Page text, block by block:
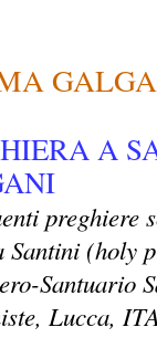
A
preghiere
Santini (holy
Santuario
Lucca,